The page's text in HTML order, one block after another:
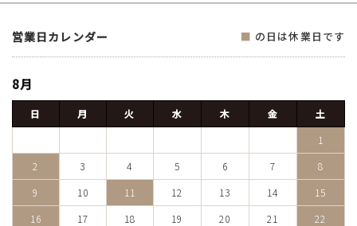
営業日カレンダー ■ の日は休業日です
8月
日 月 火 水 木 金
土
1
2
3 4 5 6 7
8
9
10 11 12 13 14
15
16
17 18 19 20 21
22